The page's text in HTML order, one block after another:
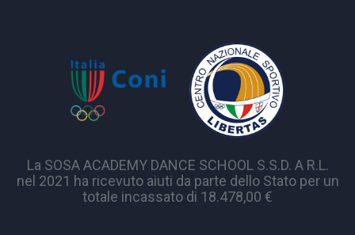
La SOSA ACADEMY DANCE SCHOOL S.S.D. A R.L.
nel 2021 ha ricevuto aiuti da parte dello Stato per un
totale incassato di 18.478,00 €